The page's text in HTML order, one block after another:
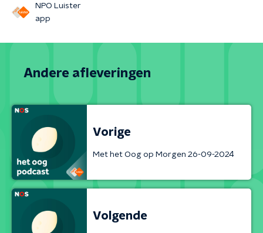
NPO Luister
app
Andere afleveringen
Vorige
Met het Oog op Morgen 26-09-2024
Volgende